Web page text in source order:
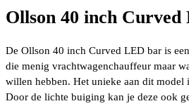
Ollson 40 inch
De Ollson 40 inch Curved LED bar is
die menig vrachtwagenchauffeur maar
willen hebben. Het unieke aan dit model
Door de lichte buiging kan je deze ook